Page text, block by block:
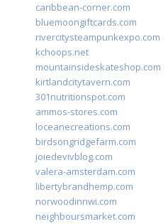
caribbean-corner.com
bluemoongiftcards.com
rivercitysteampunkexpo.com
kchoops.net
mountainsideskateshop.com
kirtlandcitytavern.com
301nutritionspot.com
ammos-stores.com
loceanecreations.com
birdsongridgefarm.com
joiedevivblog.com
valera-amsterdam.com
libertybrandhemp.com
norwoodinnwi.com
neighboursmarket.com